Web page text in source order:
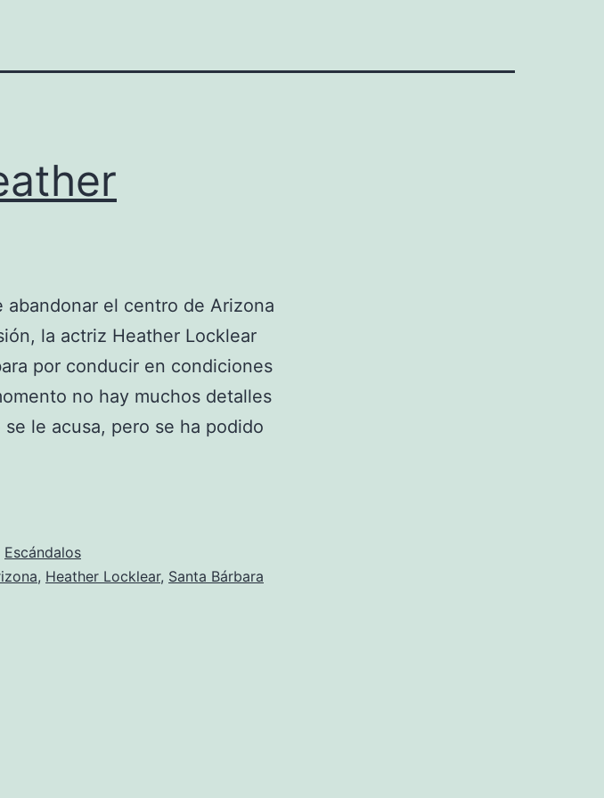
abandonar el centro de Arizona
la actriz Heather Locklear
por conducir en condiciones
no hay muchos detalles
le acusa, pero se ha podido
Escándalos
, Heather Locklear, Santa Bárbara